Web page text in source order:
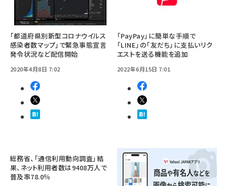
「都道府県別新型コロナウイルス
感染者数マップ」で緊急事態宣言
発令状況など配信開始
2020年4月8日 7:02
「PayPay」に簡単な手順で
「LINE」の「友だち」に支払いリク
エストを送る機能を追加
2022年6月15日 7:01
総務省、「通信利用動向調査」結
果、ネット利用者数は9408万人で
普及率78.0％